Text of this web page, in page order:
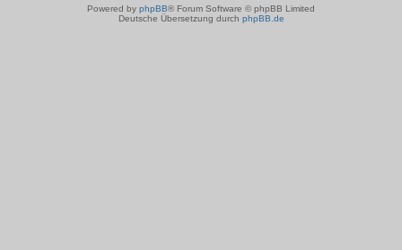
Powered by phpBB® Forum Software © phpBB Limited
Deutsche Übersetzung durch phpBB.de